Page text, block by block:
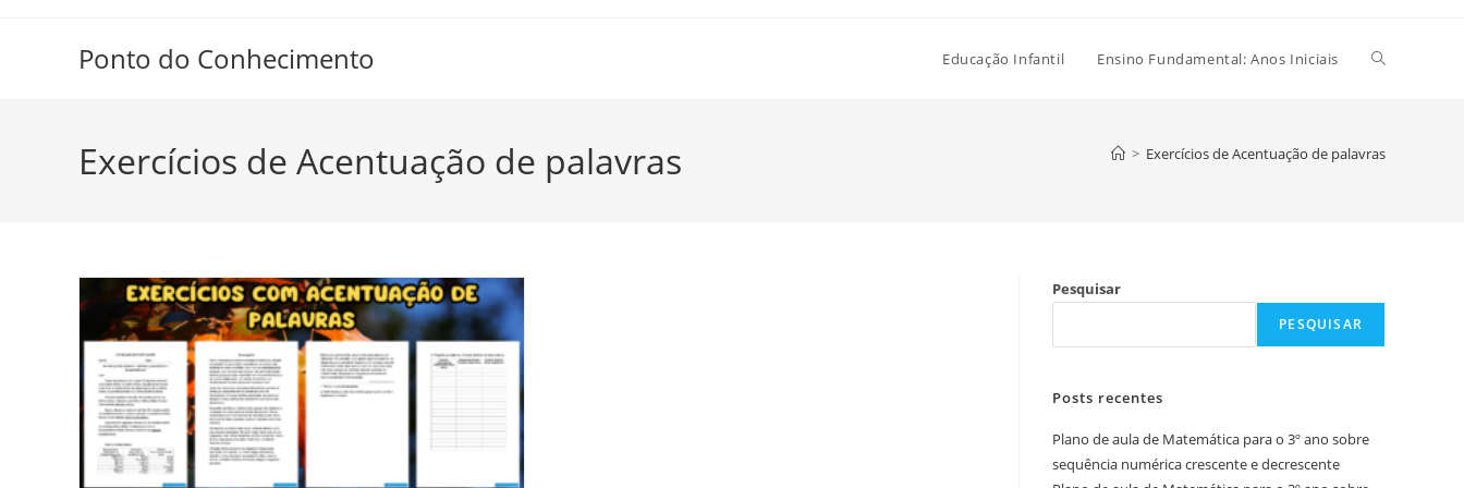
Ponto do Conhecimento Educação Infantil Ensino Fundamental: Anos Iniciais Alternar
site
Exercícios de Acentuação de palavras > Exercícios de Acentuação de palavras
Pesquisar
PESQUISAR
Posts recentes
Plano de aula de Matemática para o 3º ano sobre
sequência numérica crescente e decrescente